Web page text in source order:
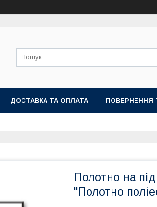
ДОСТАВКА ТА ОПЛАТА ПОВЕРНЕННЯ
Полотно на
"Полотно